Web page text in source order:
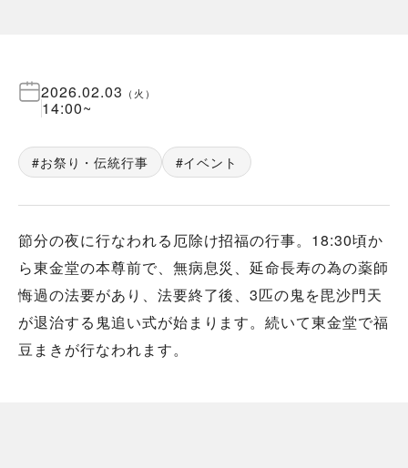
2026.02.03 （ 火 ）
14:00~
お祭り・伝統行事 イベント
節分の夜に行なわれる厄除け招福の行事。18:30頃か
ら東金堂の本尊前で、無病息災、延命長寿の為の薬師
悔過の法要があり、法要終了後、3匹の鬼を毘沙門天
が退治する鬼追い式が始まります。続いて東金堂で福
豆まきが行なわれます。